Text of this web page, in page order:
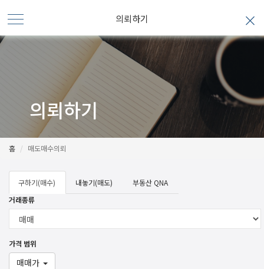
의뢰하기
의뢰하기
홈 매도매수의뢰
구하기(매수) 내놓기(매도)
부동산 QNA
거래종류
가격 범위
매매가